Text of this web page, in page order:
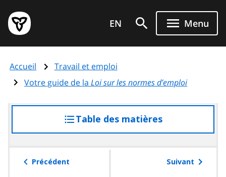
au
contenu
principal
Page
d'accueil
de
l'Ontario
EN Menu
Accueil
Travail et emploi
Votre guide de laLoi sur les normes d’emploi
Table des matières
à
table
Précédent Suivant